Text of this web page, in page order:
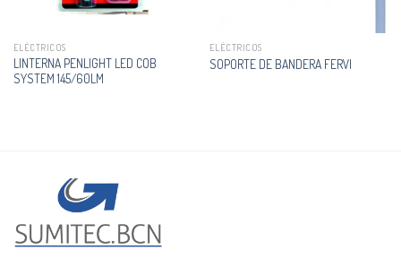
ELÉCTRICOS
LINTERNA PENLIGHT LED COB
SYSTEM 145/60LM
ELÉCTRICOS
SOPORTE DE BANDERA FERVI